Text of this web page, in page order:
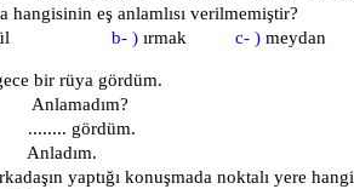
hangisinin eş anlamlısı verilmemiştir?
b- ) ırmak c- ) meydan
bir rüya gördüm.
gördüm.
yaptığı konuşmada noktalı yere